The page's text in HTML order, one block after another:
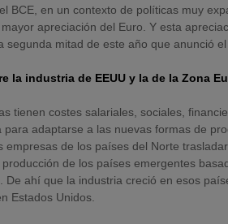
BCE, en un contexto de políticas muy
apreciación del Euro. Y esta
mitad de este año que anunció el
la industria de EEUU y la de la Zona
tienen costes salariales, sociales,
adaptarse a las nuevas formas de
de los países del Norte
de los países emergentes
ahí que la industria creció en esos
Estados Unidos.